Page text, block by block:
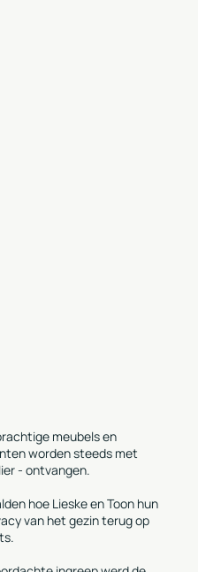
meubels en
worden steeds met
- ontvangen.
hoe Lieske en Toon hun
van het gezin terug op